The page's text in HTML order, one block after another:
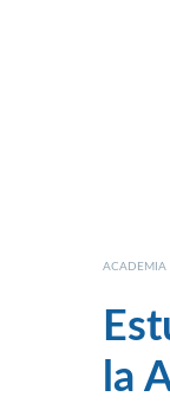
ACADEMIA
la